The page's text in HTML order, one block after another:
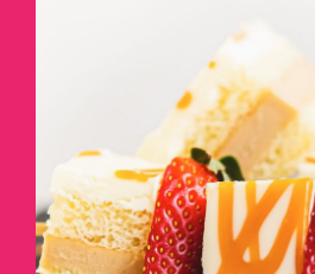
BROCHETTES
DÉTAILS